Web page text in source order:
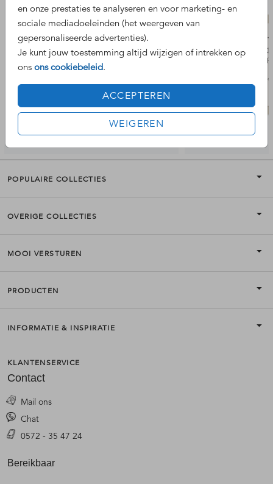
en onze prestaties te analyseren en voor marketing- en
sociale mediadoeleinden (het weergeven van
gepersonaliseerde advertenties).
Je kunt jouw toestemming altijd wijzigen of intrekken op
ons ons cookiebeleid.
ACCEPTEREN
WEIGEREN
POPULAIRE COLLECTIES
OVERIGE COLLECTIES
MOOI VERSTUREN
PRODUCTEN
INFORMATIE & INSPIRATIE
KLANTENSERVICE
Contact
Mail ons
Chat
0572 - 35 47 24
Bereikbaar